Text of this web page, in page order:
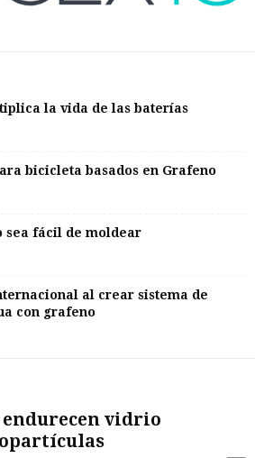
la vida de las baterías
bicicleta basados en Grafeno
sea fácil de moldear
al crear sistema de
con grafeno
vidrio